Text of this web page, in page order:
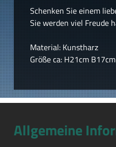
Schenken Sie einem
Sie werden viel Freude
Material: Kunstharz
Größe ca: H21cm
Allgemeine